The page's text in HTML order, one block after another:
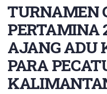
TURNAMEN
PERTAMINA
AJANG ADU
PARA